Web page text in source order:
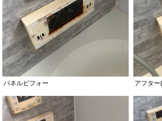
パネルビフォー アフタ